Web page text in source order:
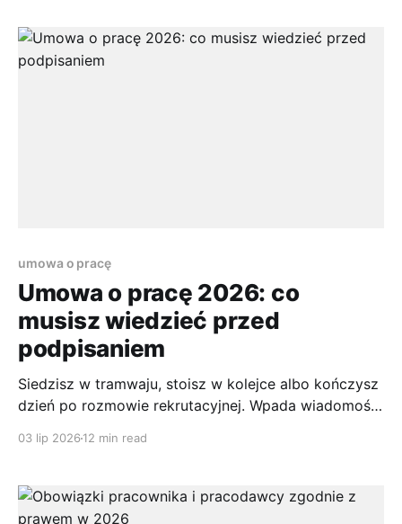
nocne, niedzielne i świąteczne 100% gov.pl. Spis
treści * Skala nadgodzin w Polsce
umowa o pracę
Umowa o pracę 2026: co
musisz wiedzieć przed
podpisaniem
Siedzisz w tramwaju, stoisz w kolejce albo kończysz
dzień po rozmowie rekrutacyjnej. Wpada wiadomość:
później załącznik z projektem umowy. I wtedy
dokument wygląda poważnie, język bywa sztywny, a
Ty chcesz po prostu wiedzieć, czy wszystko
03 lip 2026 12 min read